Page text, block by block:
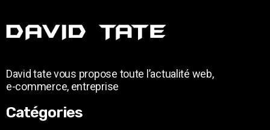
David tate vous propose toute l’actualité web,
e-commerce, entreprise
Catégories